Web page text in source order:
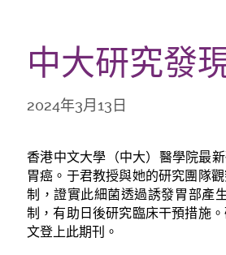
中大研究發
2024年3月13日
香港中文大學（中大）醫學院最
胃癌。于君教授與她的研究團隊
制，證實此細菌透過誘發胃部產
制，有助日後研究臨床干預措施
文登上此期刊。